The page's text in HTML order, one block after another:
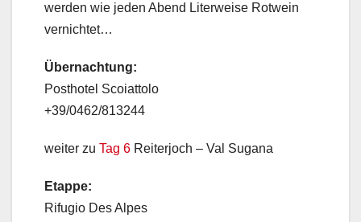
werden wie jeden Abend Literweise Rotwein
vernichtet…
Übernachtung:
Posthotel Scoiattolo
+39/0462/813244
weiter zu Tag 6 Reiterjoch – Val Sugana
Etappe:
Rifugio Des Alpes